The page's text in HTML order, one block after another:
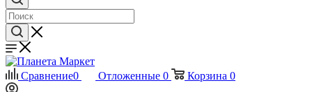
Сравнение0 Отложенные 0 Корзина 0